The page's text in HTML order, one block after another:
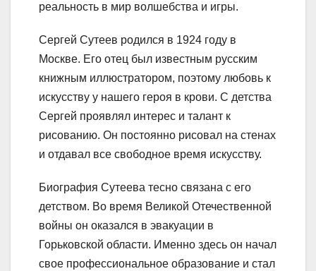
реальность в мир волшебства и игры.
Сергей Сутеев родился в 1924 году в
Москве. Его отец был известным русским
книжным иллюстратором, поэтому любовь к
искусству у нашего героя в крови. С детства
Сергей проявлял интерес и талант к
рисованию. Он постоянно рисовал на стенах
и отдавал все свободное время искусству.
Биография Сутеева тесно связана с его
детством. Во время Великой Отечественной
войны он оказался в эвакуации в
Горьковской области. Именно здесь он начал
свое профессиональное образование и стал